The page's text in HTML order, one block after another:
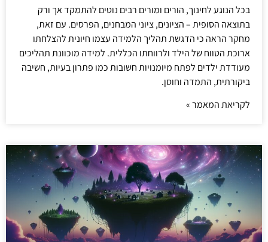
בכל הנוגע לחינוך, הורים ומורים רבים נוטים להתמקד אך ורק
בתוצאה הסופית – הציונים, ציוני המבחנים, הפרסים. עם זאת,
מחקר הראה כי הדגשת תהליך הלמידה עצמו חיונית להצלחתו
ארוכת הטווח של הילד ולרווחתו הכללית. למידה מוכוונת תהליכים
מעודדת ילדים לפתח מיומנויות חשובות כמו פתרון בעיות, חשיבה
ביקורתית, התמדה וחוסן.
לקריאת המאמר »